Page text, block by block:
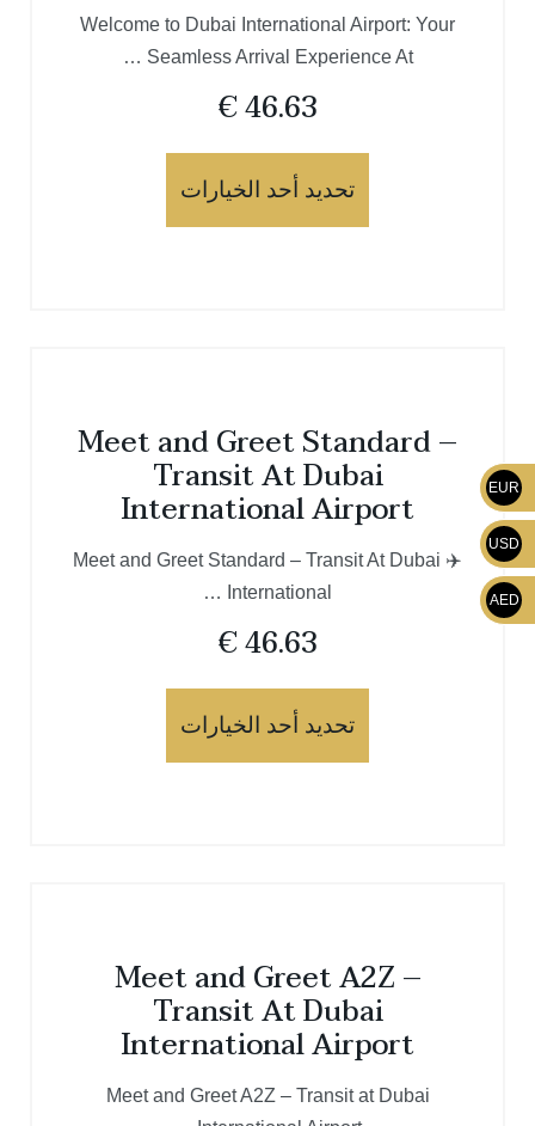
Welcome to Dubai International Airport: Your
Seamless Arrival Experience At …
€46.63
تحديد أحد الخيارات
Meet and Greet Standard –
Transit At Dubai
International Airport
✈️ Meet and Greet Standard – Transit At Dubai
International …
€46.63
تحديد أحد الخيارات
Meet and Greet A2Z –
Transit At Dubai
International Airport
Meet and Greet A2Z – Transit at Dubai
EUR
USD
AED